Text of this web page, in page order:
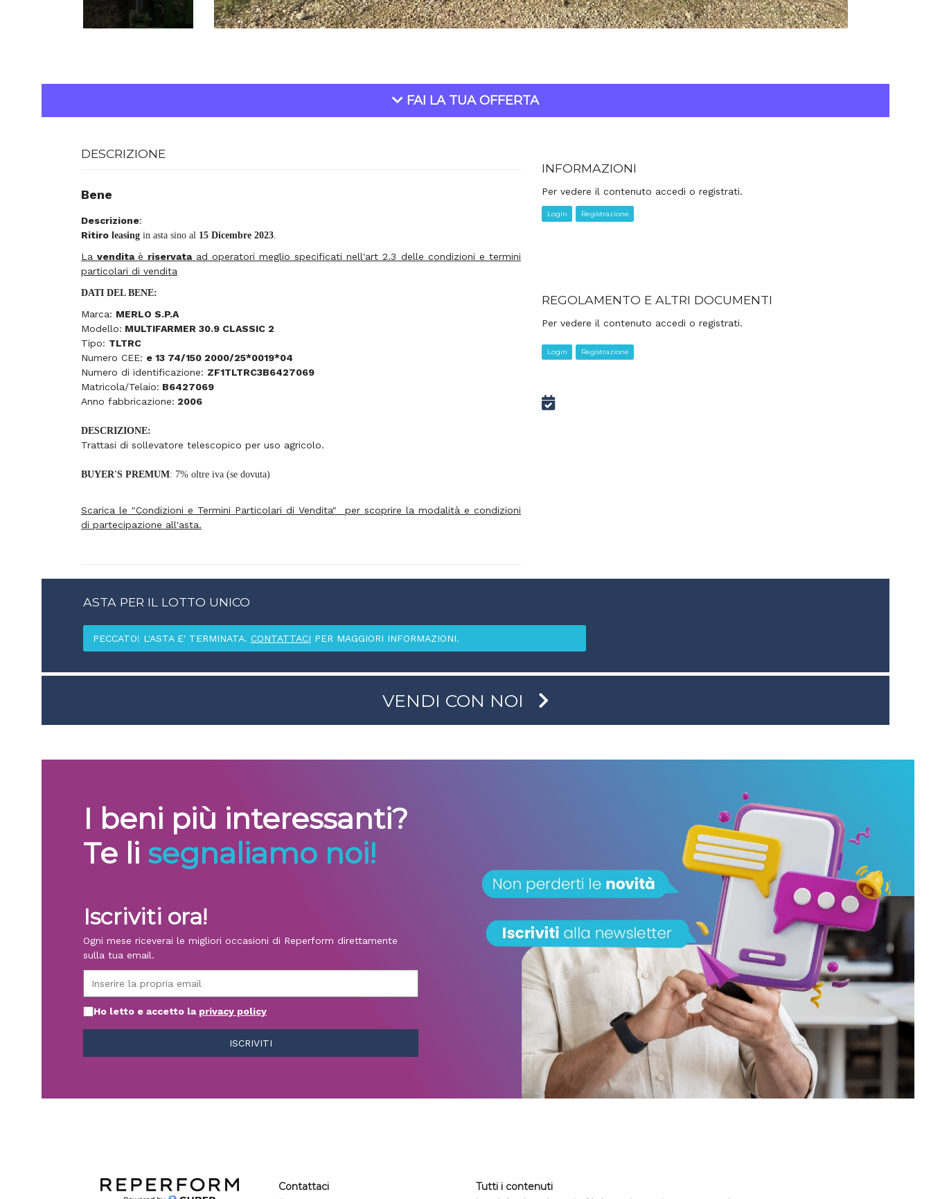
FAI LA TUA OFFERTA
DESCRIZIONE
Bene
Descrizione:
Ritiro leasing in asta sino al 15 Dicembre 2023.
Lavenditaè riservata ad operatori meglio specificati nell'art 2.3 delle condizioni e termini
particolari di vendita
DATI DEL BENE:
Marca: MERLO S.P.A
Modello: MULTIFARMER 30.9 CLASSIC 2
Tipo: TLTRC
Numero CEE: e 13 74/150 2000/25*0019*04
Numero di identificazione: ZF1TLTRC3B6427069
Matricola/Telaio: B6427069
Anno fabbricazione: 2006
DESCRIZIONE:
Trattasi di sollevatore telescopico per uso agricolo.
BUYER'S PREMUM: 7% oltre iva (se dovuta)
Scarica le "Condizioni e Termini Particolari di Vendita" per scoprire la modalità e condizioni
di partecipazione all'asta.
INFORMAZIONI
Per vedere il contenuto accedi o registrati.
Login Registrazione
REGOLAMENTO E ALTRI DOCUMENTI
Per vedere il contenuto accedi o registrati.
Login Registrazione
ASTA PER IL LOTTO UNICO
PECCATO! L'ASTA E' TERMINATA. CONTATTACI PER MAGGIORI INFORMAZIONI.
VENDI CON NOI
I beni più interessanti?
Te li segnaliamo noi!
Iscriviti ora!
Ogni mese riceverai le migliori occasioni di Reperform direttamente
sulla tua email.
Ho letto e accetto la privacy policy
Contattaci
Tutti i contenuti